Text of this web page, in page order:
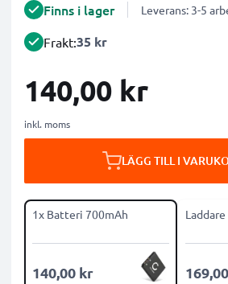
Finns i lager Leverans: 3-5
Frakt:35 kr
140,00 kr
inkl. moms
LÄGG TILL I
1x Batteri 700mAh
140,00 kr
Laddare